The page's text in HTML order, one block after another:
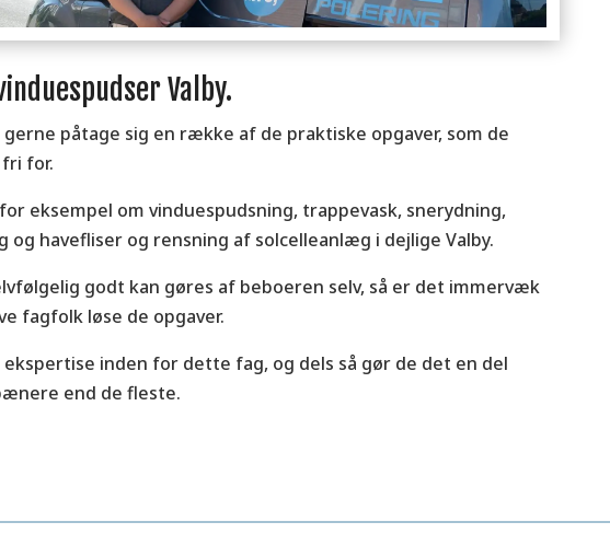
Valby.
påtage sig en række af de praktiske opgaver, som de
for.
eksempel om vinduespudsning, trappevask, snerydning,
og havefliser og rensning af solcelleanlæg i dejlige Valby.
godt kan gøres af beboeren selv, så er det immervæk
fagfolk løse de opgaver.
ekspertise inden for dette fag, og dels så gør de det en del
end de fleste.